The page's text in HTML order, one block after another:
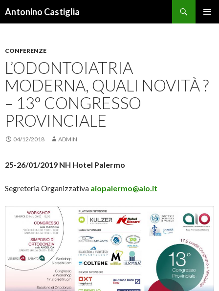
Antonino Castiglia
CONFERENZE
L’ODONTOIATRIA
MODERNA, QUALI NOVITÀ ?
– 13° CONGRESSO
PROVINCIALE
04/12/2018 ADMIN
25-26/01/2019 NH Hotel Palermo
Segreteria Organizzativa aiopalermo@aio.it